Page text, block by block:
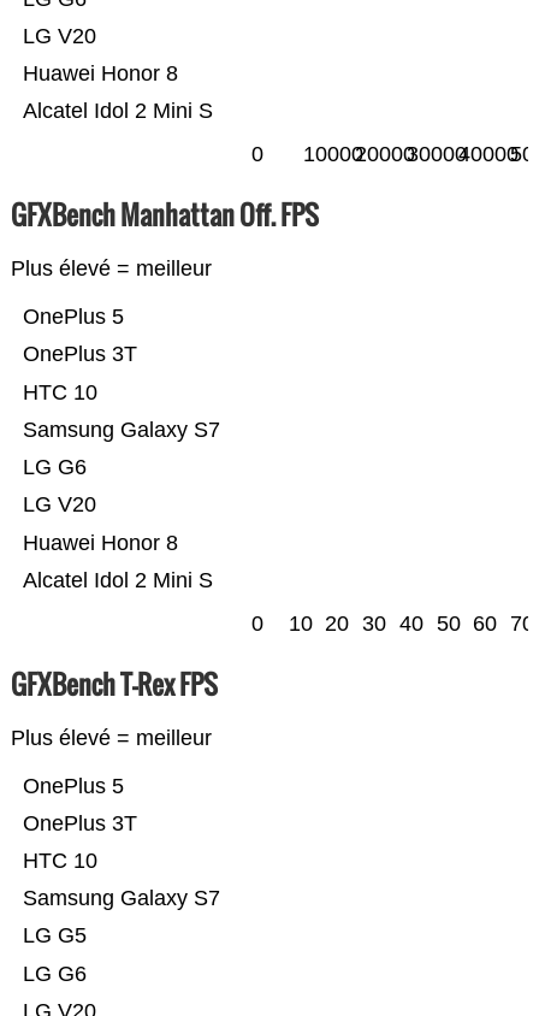
Alcatel Idol 2 Mini S
Huawei Honor 8
LG V20
0 10000200003000040000
GFXBench Manhattan Off. FPS
Plus élevé = meilleur
Alcatel Idol 2 Mini S
Huawei Honor 8
LG V20
LG G6
Samsung Galaxy S7
HTC 10
OnePlus 3T
OnePlus 5
0 10 20 30 40 50 60 70
GFXBench T-Rex FPS
Plus élevé = meilleur
LG G6
LG G5
Samsung Galaxy S7
HTC 10
OnePlus 3T
OnePlus 5